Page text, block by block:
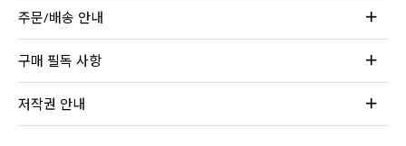
주문/배송 안내
구매 필독 사항
저작권 안내